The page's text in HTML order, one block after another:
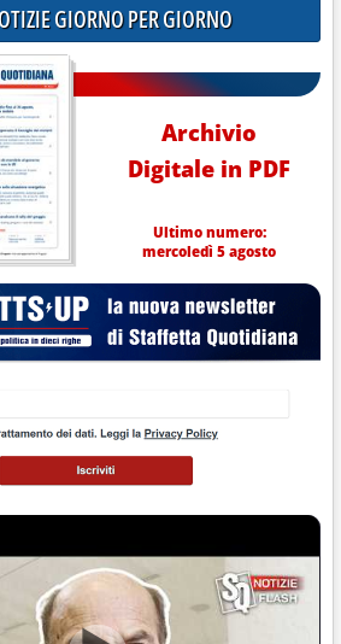
SU TORRE PETROLIO'
1998 alle 0.0.
GIORNO PER GIORNO
Archivio
Digitale in PDF
Ultimo numero:
mercoledì 5 agosto